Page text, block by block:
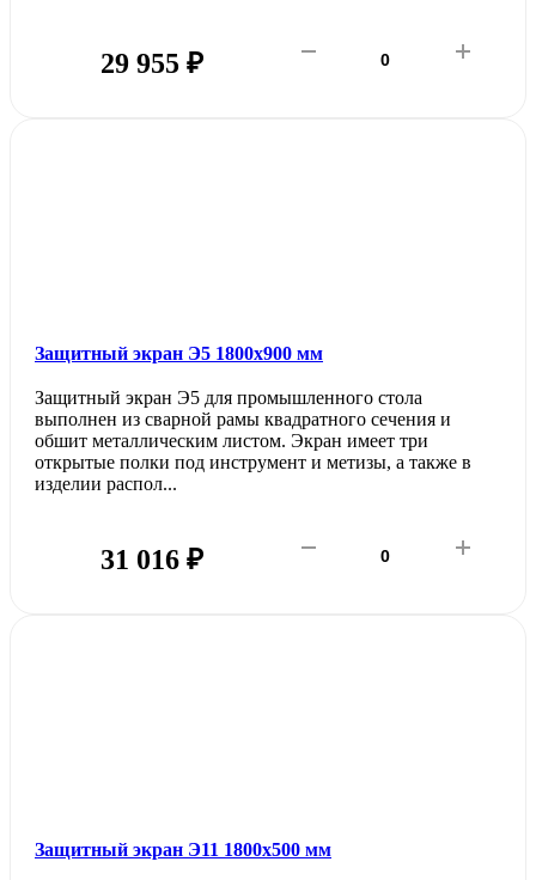
29 955 ₽
Защитный экран Э5 1800х900 мм
Защитный экран Э5 для промышленного стола
выполнен из сварной рамы квадратного сечения и
обшит металлическим листом. Экран имеет три
открытые полки под инструмент и метизы, а также в
изделии распол...
31 016 ₽
Защитный экран Э11 1800х500 мм